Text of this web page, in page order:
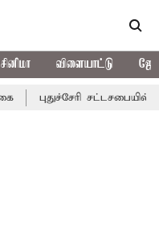
சினிமா விளையாட்டு
புதுச்சேரி சட்டசபையில்